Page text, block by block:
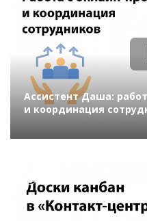
Ассистент Даша:
и координация